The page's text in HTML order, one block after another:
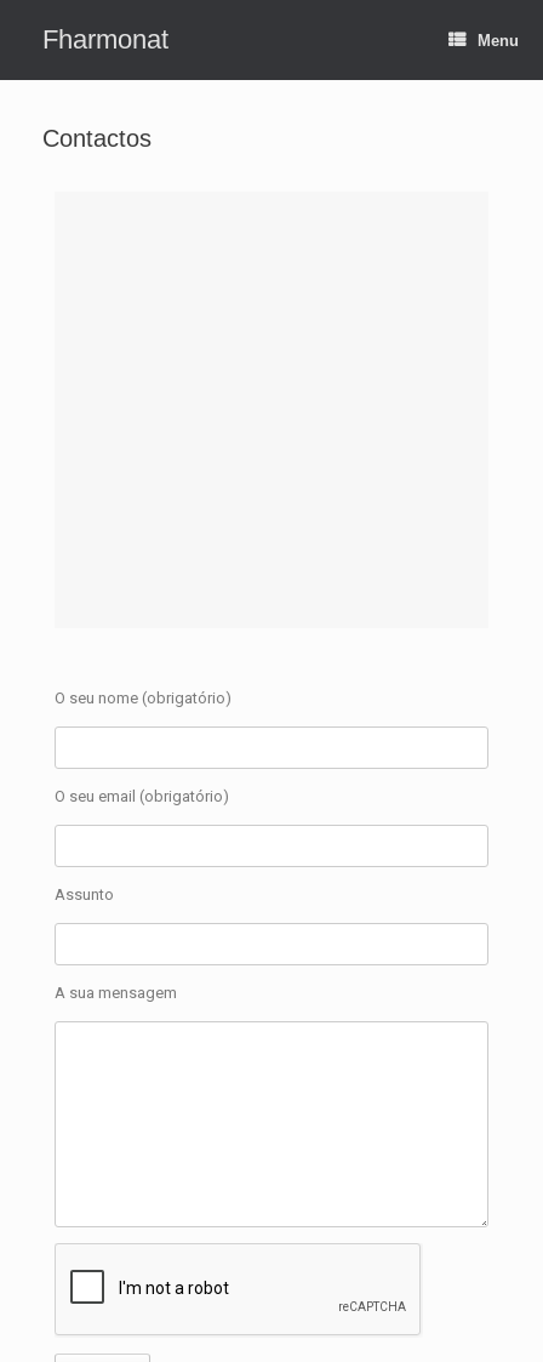
Fharmonat Menu
Contactos
O seu nome (obrigatório)
O seu email (obrigatório)
Assunto
A sua mensagem